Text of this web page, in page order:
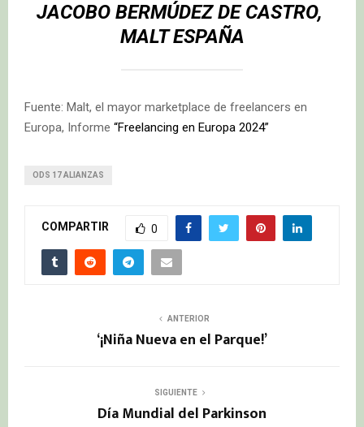
JACOBO BERMÚDEZ DE CASTRO,
MALT ESPAÑA
Fuente: Malt, el mayor marketplace de freelancers en
Europa, Informe “Freelancing en Europa 2024”
ODS 17 ALIANZAS
COMPARTIR 0
ANTERIOR
‘¡Niña Nueva en el Parque!’
SIGUIENTE
Día Mundial del Parkinson